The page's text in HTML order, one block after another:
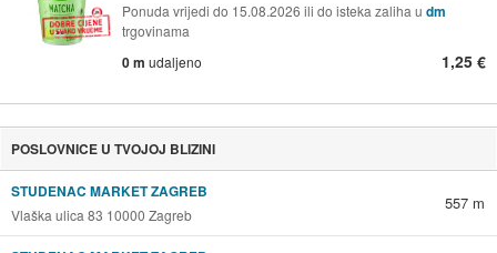
Ponuda vrijedi do 15.08.2026 ili do isteka zaliha u dm
trgovinama
0 m udaljeno 1,25 €
POSLOVNICE U TVOJOJ BLIZINI
STUDENAC MARKET ZAGREB
Vlaška ulica 83 10000 Zagreb
557 m